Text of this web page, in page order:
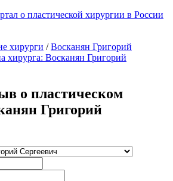
о пластической хирургии в России
хирурги /Восканян Григорий
хирурга: Восканян Григорий
о пластическом
Григорий